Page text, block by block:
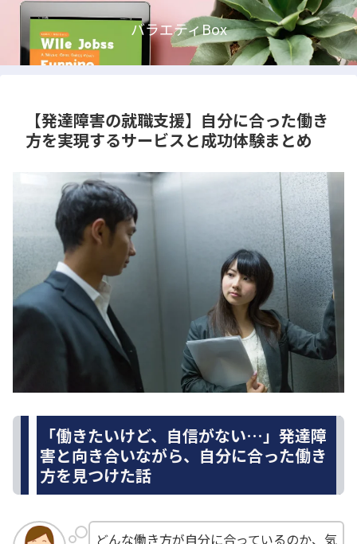
バラエティBox
【発達障害の就職支援】自分に合った働き
方を実現するサービスと成功体験まとめ
「働きたいけど、自信がない…」発達障
害と向き合いながら、自分に合った働き
方を見つけた話
どんな働き方が自分に合っているのか、気